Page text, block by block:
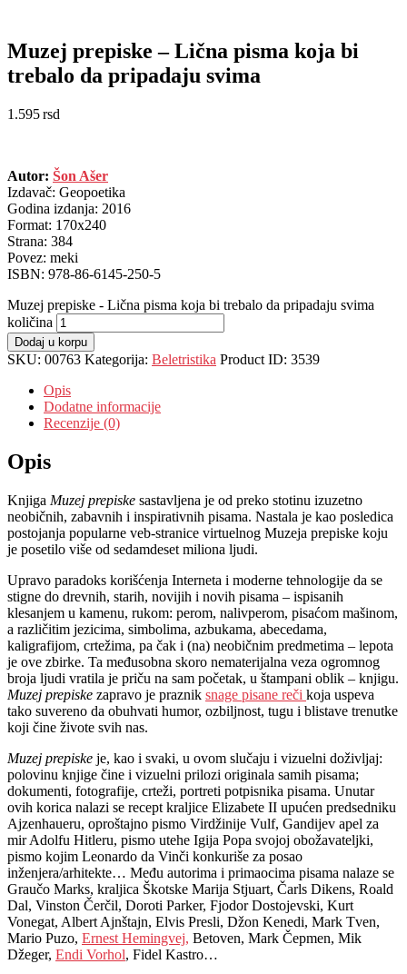
Muzej prepiske – Lična pisma koja bi
trebalo da pripadaju svima
1.595rsd
Autor: Šon Ašer
Izdavač: Geopoetika
Godina izdanja: 2016
Format: 170x240
Strana: 384
Povez: meki
ISBN: 978-86-6145-250-5
Muzej prepiske - Lična pisma koja bi trebalo da pripadaju svima
količina
Dodaj u korpu
SKU: 00763 Kategorija: Beletristika Product ID: 3539
Opis
Dodatne informacije
Recenzije (0)
Opis
Knjiga Muzej prepiske sastavljena je od preko stotinu izuzetno
neobičnih, zabavnih i inspirativnih pisama. Nastala je kao posledica
postojanja popularne veb-stranice virtuelnog Muzeja prepiske koju
je posetilo više od sedamdeset miliona ljudi.
Upravo paradoks korišćenja Interneta i moderne tehnologije da se
stigne do drevnih, starih, novijih i novih pisama – ispisanih
klesanjem u kamenu, rukom: perom, nalivperom, pisaćom mašinom,
a različitim jezicima, simbolima, azbukama, abecedama,
kaligrafijom, crtežima, pa čak i (na) neobičnim predmetima – lepota
je ove zbirke. Ta međusobna skoro nematerijalna veza ogromnog
broja ljudi vratila je priču na sam početak, u štampani oblik – knjigu.
Muzej prepiske zapravo je praznik snage pisane reči koja uspeva
tako suvereno da obuhvati humor, ozbiljnost, tugu i blistave trenutke
koji čine živote svih nas.
Muzej prepiske je, kao i svaki, u ovom slučaju i vizuelni doživljaj:
polovinu knjige čine i vizuelni prilozi originala samih pisama;
dokumenti, fotografije, crteži, portreti potpisnika pisama. Unutar
ovih korica nalazi se recept kraljice Elizabete II upućen predsedniku
Ajzenhaueru, oproštajno pismo Virdžinije Vulf, Gandijev apel za
mir Adolfu Hitleru, pismo utehe Igija Popa svojoj obožavateljki,
pismo kojim Leonardo da Vinči konkuriše za posao
inženjera/arhitekte… Među autorima i primaocima pisama nalaze se
Graučo Marks, kraljica Škotske Marija Stjuart, Čarls Dikens, Roald
Dal, Vinston Čerčil, Doroti Parker, Fjodor Dostojevski, Kurt
Vonegat, Albert Ajnštajn, Elvis Presli, Džon Kenedi, Mark Tven,
Mario Puzo, Ernest Hemingvej, Betoven, Mark Čepmen, Mik
Džeger, Endi Vorhol, Fidel Kastro…